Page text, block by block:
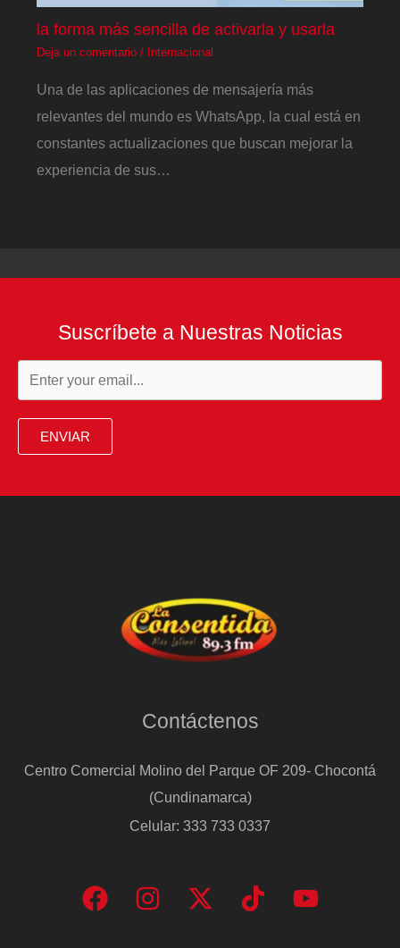
la forma más sencilla de activarla y usarla
Deja un comentario / Internacional
Una de las aplicaciones de mensajería más
relevantes del mundo es WhatsApp, la cual está en
constantes actualizaciones que buscan mejorar la
experiencia de sus…
Suscríbete a Nuestras Noticias
ENVIAR
Contáctenos
Centro Comercial Molino del Parque OF 209- Chocontá
(Cundinamarca)
Celular: 333 733 0337